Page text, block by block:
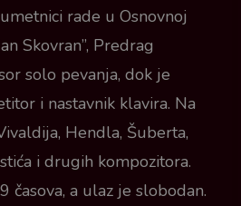
rade u Osnovnoj
Skovran”, Predrag
solo pevanja, dok je
i nastavnik klavira. Na
Hendla, Šuberta,
i drugih kompozitora.
časova, a ulaz je slobodan.